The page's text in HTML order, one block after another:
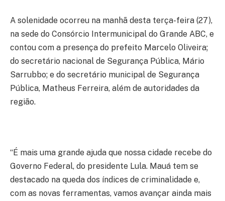
A solenidade ocorreu na manhã desta terça-feira (27),
na sede do Consórcio Intermunicipal do Grande ABC, e
contou com a presença do prefeito Marcelo Oliveira;
do secretário nacional de Segurança Pública, Mário
Sarrubbo; e do secretário municipal de Segurança
Pública, Matheus Ferreira, além de autoridades da
região.
“É mais uma grande ajuda que nossa cidade recebe do
Governo Federal, do presidente Lula. Mauá tem se
destacado na queda dos índices de criminalidade e,
com as novas ferramentas, vamos avançar ainda mais